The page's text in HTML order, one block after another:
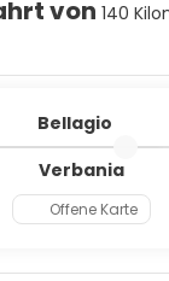
von 140
Bellagio
Verbania
Offene Karte